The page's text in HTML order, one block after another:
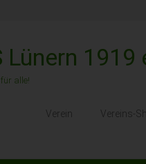
Lünern 1919
alle!
Verein Vereins-